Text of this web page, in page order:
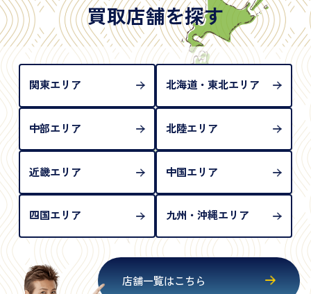
は「所持人記入欄（住所記載欄）」が存在しないた
め、単体では古物営業法上の本人確認書類として認
められない（住所確認ができないため）。補助書類
が必要となります
買取店舗を探す
関東エリア 北海道・東北エリア
中部エリア 北陸エリア
近畿エリア 中国エリア
四国エリア 九州・沖縄エリア
店舗一覧はこちら